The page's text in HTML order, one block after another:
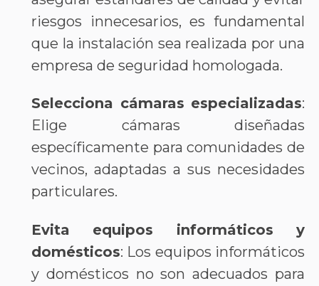
riesgos innecesarios, es fundamental
que la instalación sea realizada por una
empresa de seguridad homologada.
Selecciona cámaras especializadas:
Elige cámaras diseñadas
específicamente para comunidades de
vecinos, adaptadas a sus necesidades
particulares.
Evita equipos informáticos y
domésticos: Los equipos informáticos
y domésticos no son adecuados para